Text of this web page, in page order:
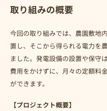
取り組みの概要
今回の取り組みでは、農園敷地
置し、そこから得られる電力を
ました。発電設備の設置や保守
費用をかけずに、月々の定額料
ができます。
【プロジェクト概要】